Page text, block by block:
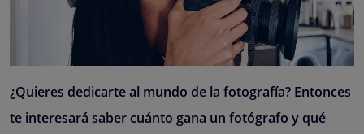
¿Quieres dedicarte al mundo de la fotografía? Entonces
te interesará saber cuánto gana un fotógrafo y qué